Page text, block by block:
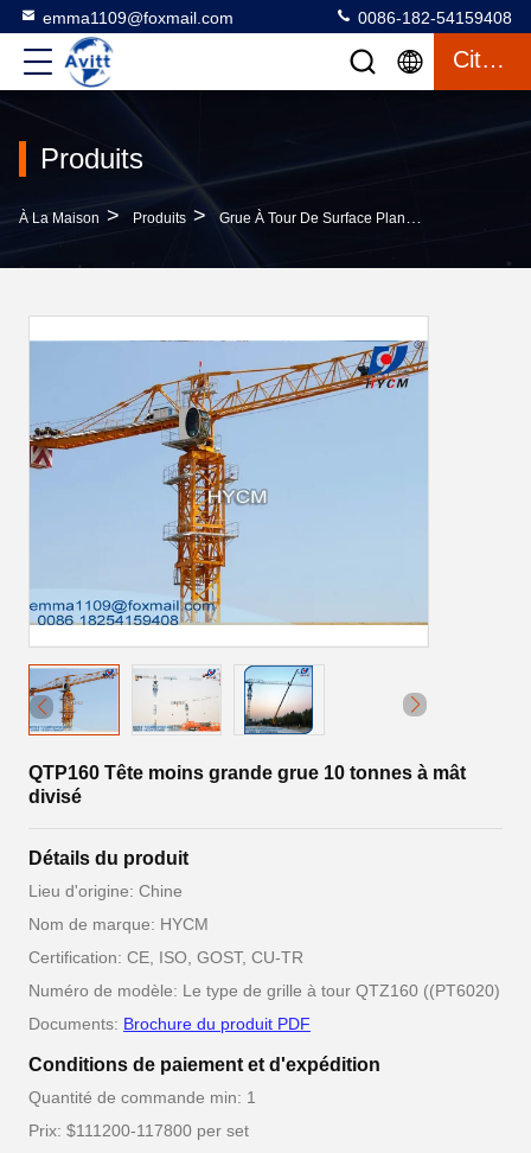
emma1109@foxmail.com 0086-182-54159408
Citation
Produits
À La Maison > Produits > Grue À Tour De Surface Plane
QTP160 Tête moins grande grue 10 tonnes à mât
divisé
Détails du produit
Lieu d'origine: Chine
Nom de marque: HYCM
Certification: CE, ISO, GOST, CU-TR
Numéro de modèle: Le type de grille à tour QTZ160 ((PT6020)
Documents: Brochure du produit PDF
Conditions de paiement et d'expédition
Quantité de commande min: 1
Prix: $111200-117800 per set